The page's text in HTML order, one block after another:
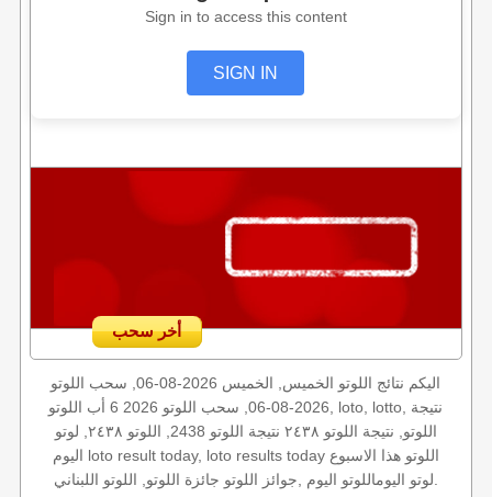
Sign in to access this content
SIGN IN
أخر سحب
اليكم نتائج اللوتو الخميس, الخميس 2026-08-06, سحب اللوتو
2026-08-06, سحب اللوتو 2026 6 أب اللوتو, loto, lotto, نتيجة
اللوتو, نتيجة اللوتو ٢٤٣٨ نتيجة اللوتو 2438, اللوتو ٢٤٣٨, لوتو
اليوم loto result today, loto results today اللوتو هذا الاسبوع